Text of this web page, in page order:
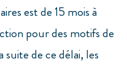
est de 15 mois à
pour des motifs de
de ce délai, les